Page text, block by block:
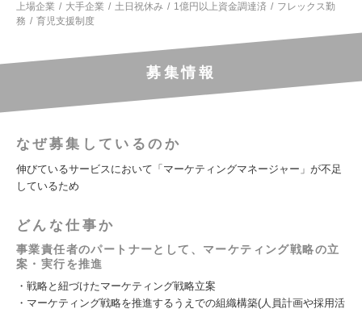
上場企業
大手企業 土日祝休み 1億円以上資金調達済
フレックス勤
務
育児支援制度
募集情報
なぜ募集しているのか
伸びているサービスにおいて「マーケティングマネージャー」が不足
しているため
どんな仕事か
事業責任者のパートナーとして、マーケティング戦略の立
案・実行を推進
・戦略と紐づけたマーケティング戦略立案
・マーケティング戦略を推進するうえでの組織構築(人員計画や採用活